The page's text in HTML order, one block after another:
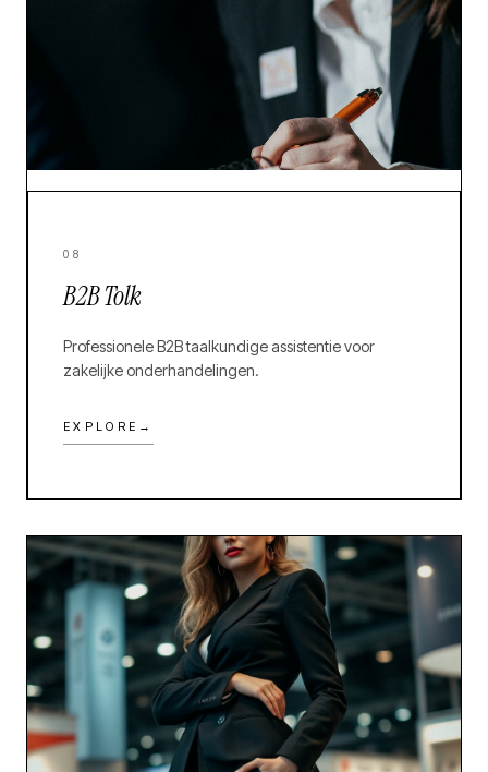
08
B2B Tolk
Professionele B2B taalkundige assistentie voor
zakelijke onderhandelingen.
EXPLORE →